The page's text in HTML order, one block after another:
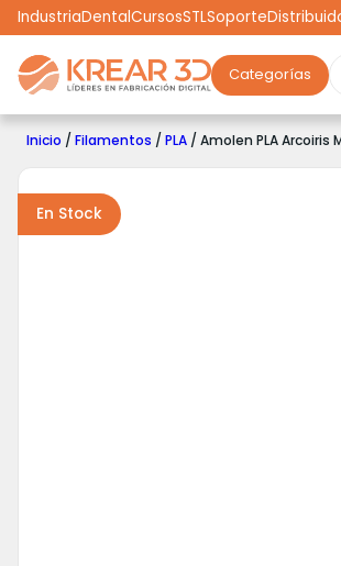
IndustriaDentalCursosSTLSoporte
Categorías
Marcas Impresoras 3D
Robótica
Scooters Drones
Inicio / Filamentos / PLA / Amolen PLA Arcoiris
En Stock